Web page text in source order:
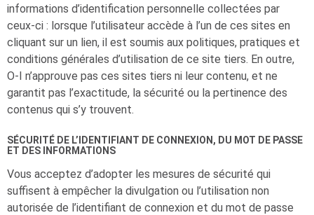
informations d’identification personnelle collectées par
ceux-ci : lorsque l’utilisateur accède à l’un de ces sites en
cliquant sur un lien, il est soumis aux politiques, pratiques et
conditions générales d’utilisation de ce site tiers. En outre,
O-I n’approuve pas ces sites tiers ni leur contenu, et ne
garantit pas l’exactitude, la sécurité ou la pertinence des
contenus qui s’y trouvent.
SÉCURITÉ DE L’IDENTIFIANT DE CONNEXION, DU MOT DE PASSE
ET DES INFORMATIONS
Vous acceptez d’adopter les mesures de sécurité qui
suffisent à empêcher la divulgation ou l’utilisation non
autorisée de l’identifiant de connexion et du mot de passe